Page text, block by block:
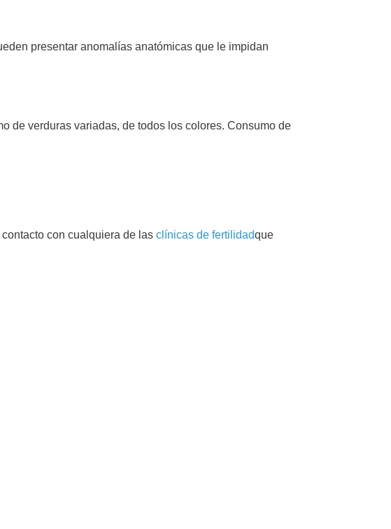
presentar anomalías anatómicas que le impidan
de verduras variadas, de todos los colores. Consumo de
con cualquiera de las clínicas de fertilidadque